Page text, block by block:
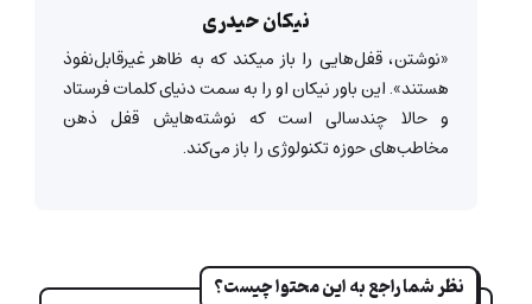
نیکان حیدری
«نوشتن، قفل‌هایی را باز میکند که به ظاهر غیرقابل‌‌نفوذ
هستند». این باور نیکان او را به سمت دنیای کلمات فرستاد
و حالا چندسالی است که نوشته‌هایش قفل ذهن
مخاطب‌های حوزه تکنولوژی را باز می‌کند.
نظر شما راجع به این محتوا چیست؟